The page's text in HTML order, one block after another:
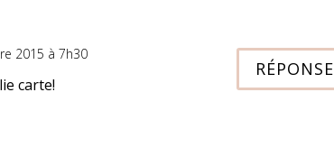
2015 à 7h30
carte!
RÉPONSE